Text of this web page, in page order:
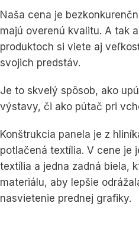
Naša cena je
majú overenú kvalitu. A tak
produktoch si viete aj
svojich predstáv.
Je to skvelý spôsob, ako
výstavy, či ako pútač pri
Konštrukcia panela je z
potlačená textília. V cene je
textília a jedna zadná biela,
materiálu, aby lepšie
nasvietenie prednej grafiky.